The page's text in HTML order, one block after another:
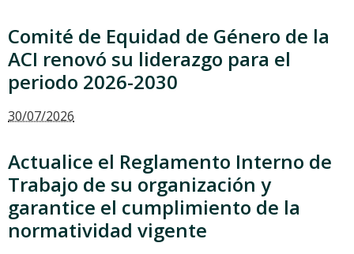
Comité de Equidad de Género de la
ACI renovó su liderazgo para el
periodo 2026-2030
30/07/2026
Actualice el Reglamento Interno de
Trabajo de su organización y
garantice el cumplimiento de la
normatividad vigente